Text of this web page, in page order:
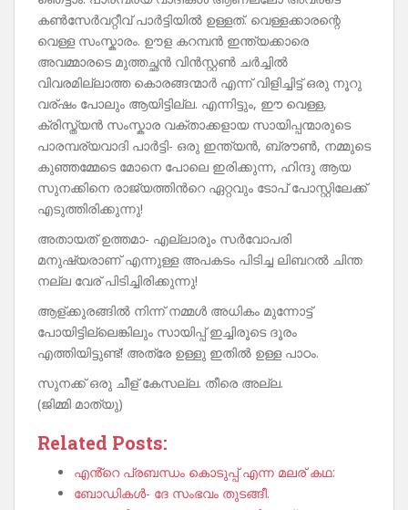
കൺസേർവറ്റീവ് പാർട്ടിയിൽ ഉള്ളത്. വെള്ളക്കാരന്റെ
വെള്ള സംസ്കാരം. ഊള കറമ്പൻ ഇന്ത്യക്കാരെ
അവമ്മാരടെ മുത്തച്ഛൻ വിൻസ്റ്റൺ ചർച്ചിൽ
വിവരമില്ലാത്ത കൊരങ്ങന്മാർ എന്ന് വിളിച്ചിട്ട് ഒരു നൂറു
വര്ഷം പോലും ആയിട്ടില്ല. എന്നിട്ടും, ഈ വെള്ള,
ക്രിസ്ത്യൻ സംസ്കാര വക്താക്കളായ സായിപ്പന്മാരുടെ
പാരമ്പര്യവാദി പാർട്ടി- ഒരു ഇന്ത്യൻ, ബ്രൗൺ, നമ്മുടെ
കുഞ്ഞമ്മേടെ മോനെ പോലെ ഇരിക്കുന്ന, ഹിന്ദു ആയ
സുനക്കിനെ രാജ്യത്തിൻറെ ഏറ്റവും ടോപ് പോസ്റ്റിലേക്ക്
എടുത്തിരിക്കുന്നു!
അതായത് ഉത്തമാ- എല്ലാരും സർവോപരി
മനുഷ്യരാണ് എന്നുള്ള അപകടം പിടിച്ച ലിബറൽ ചിന്ത
നല്ല വേര് പിടിച്ചിരിക്കുന്നു!
ആള്ക്കുരങ്ങിൽ നിന്ന് നമ്മൾ അധികം മുന്നോട്ട്
പോയിട്ടില്ലെങ്കിലും സായിപ്പ് ഇച്ചിരൂടെ ദൂരം
എത്തിയിട്ടുണ്ട്! അത്രേ ഉള്ളു ഇതിൽ ഉള്ള പാഠം.
സുനക്ക് ഒരു ചീള് കേസല്ല. തീരെ അല്ല.
(ജിമ്മി മാത്യു)
Related Posts:
എൻ്റെ പ്രബന്ധം കൊടുപ്പ് എന്ന മലര് കഥ:
ബോഡികൾ- ദേ സംഭവം തുടങ്ങീ.